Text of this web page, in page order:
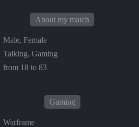
About my match
Male, Female
Talking, Gaming
from 18 to 83
Gaming
Warframe